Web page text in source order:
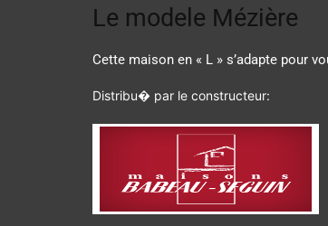
Le modele Mézière
Cette maison en « L » s’adapte pour
Distribu� par le constructeur: